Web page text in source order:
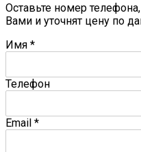
Оставьте номер
Вами и уточнят цену по
Имя *
Телефон
Email *